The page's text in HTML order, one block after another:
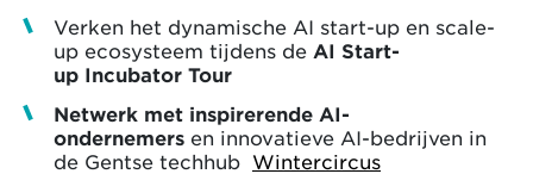
Verken het dynamische AI start-up en scale-
up ecosysteem tijdens de AI Start-
up Incubator Tour
Netwerk met inspirerende AI-
ondernemers en innovatieve AI-bedrijven in
de Gentse techhub Wintercircus